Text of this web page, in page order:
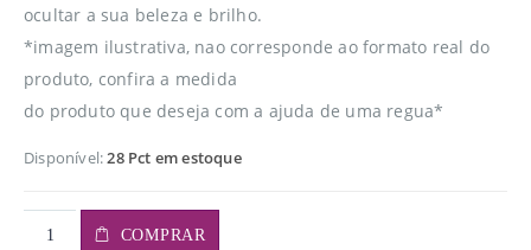
ocultar a sua beleza e brilho.
*imagem ilustrativa, nao corresponde ao formato real do
produto, confira a medida
do produto que deseja com a ajuda de uma regua*
Disponível:28 Pct em estoque
COMPRAR